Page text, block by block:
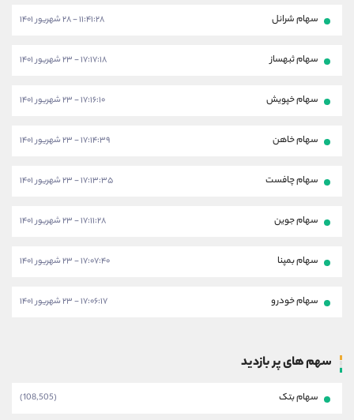
سهام شرانل ۱۱:۴۱:۲۸ - ۲۸ شهریور ۱۴۰۱
سهام ثبهساز ۱۷:۱۷:۱۸ - ۲۳ شهریور ۱۴۰۱
سهام خپویش ۱۷:۱۶:۱۰ - ۲۳ شهریور ۱۴۰۱
سهام خاهن ۱۷:۱۴:۳۹ - ۲۳ شهریور ۱۴۰۱
سهام چافست ۱۷:۱۳:۳۵ - ۲۳ شهریور ۱۴۰۱
سهام جوین ۱۷:۱۱:۲۸ - ۲۳ شهریور ۱۴۰۱
سهام بمپنا ۱۷:۰۷:۴۰ - ۲۳ شهریور ۱۴۰۱
سهام خودرو ۱۷:۰۶:۱۷ - ۲۳ شهریور ۱۴۰۱
سهم های پر بازدید
سهام بتک (108,505)